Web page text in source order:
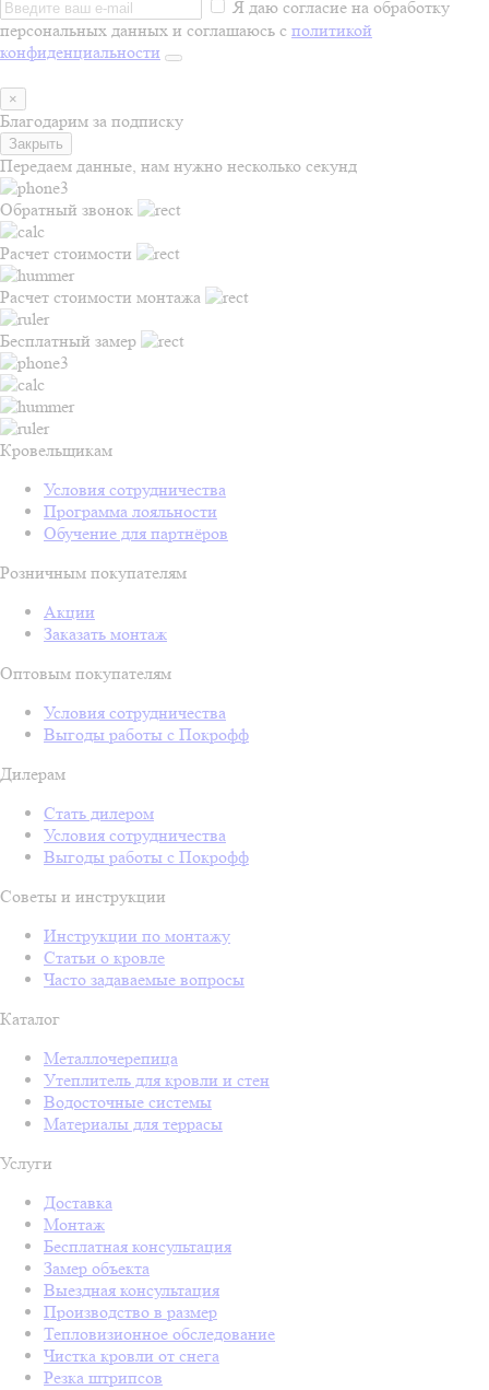
Я даю согласие на обработку
персональных данных и соглашаюсь с политикой
конфиденциальности
×
Благодарим за подписку
Закрыть
Передаем данные, нам нужно несколько секунд
Обратный звонок
Расчет стоимости
Расчет стоимости монтажа
Бесплатный замер
Кровельщикам
Условия сотрудничества
Программа лояльности
Обучение для партнёров
Розничным покупателям
Акции
Заказать монтаж
Оптовым покупателям
Условия сотрудничества
Выгоды работы с Покрофф
Дилерам
Стать дилером
Условия сотрудничества
Выгоды работы с Покрофф
Советы и инструкции
Инструкции по монтажу
Статьи о кровле
Часто задаваемые вопросы
Каталог
Металлочерепица
Утеплитель для кровли и стен
Водосточные системы
Материалы для террасы
Услуги
Доставка
Монтаж
Бесплатная консультация
Замер объекта
Выездная консультация
Производство в размер
Тепловизионное обследование
Чистка кровли от снега
Резка штрипсов